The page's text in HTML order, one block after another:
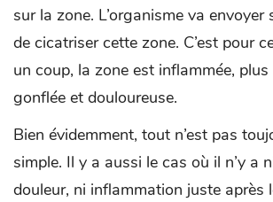
sur la zone. L’organisme va
de cicatriser cette zone. C’est pour
un coup, la zone est inflammée,
gonflée et douloureuse.
Bien évidemment, tout n’est pas
simple. Il y a aussi le cas où il n’y a
douleur, ni inflammation juste après